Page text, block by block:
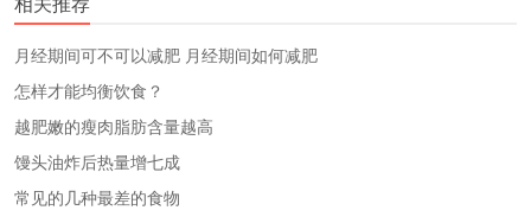
​月经期间可不可以减肥 月经期间如何减肥
怎样才能均衡饮食？
越肥嫩的瘦肉脂肪含量越高
馒头油炸后热量增七成
常见的几种最差的食物